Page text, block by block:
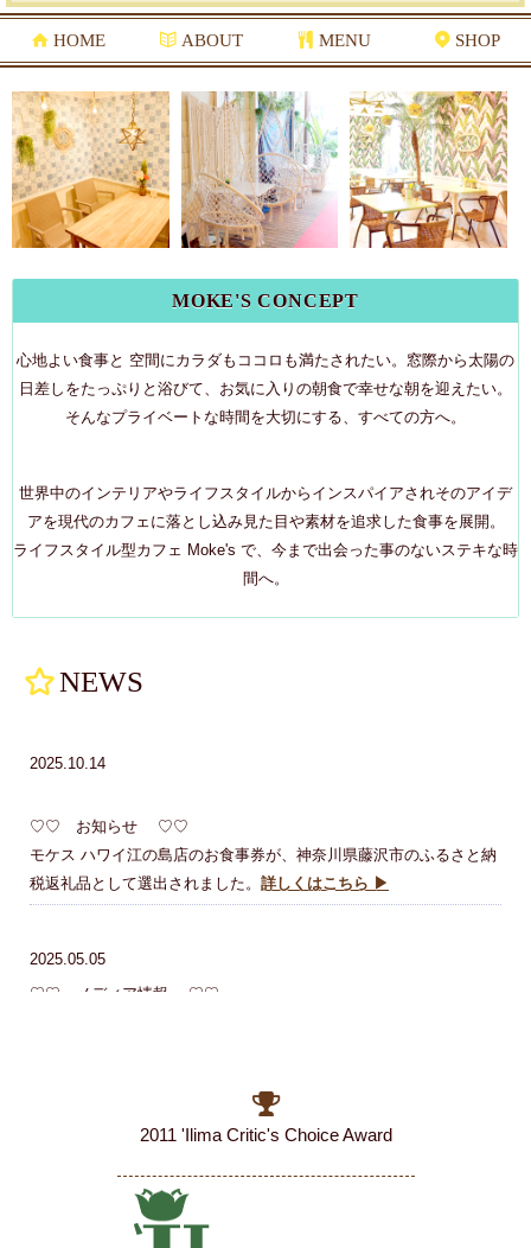
HOME ABOUT MENU SHOP
MOKE'S CONCEPT
心地よい食事と 空間にカラダもココロも満たされたい。窓際から太陽の
日差しをたっぷりと浴びて、お気に入りの朝食で幸せな朝を迎えたい。
そんなプライベートな時間を大切にする、すべての方へ。
世界中のインテリアやライフスタイルからインスパイアされそのアイデ
アを現代のカフェに落とし込み見た目や素材を追求した食事を展開。
ライフスタイル型カフェ Moke's で、今まで出会った事のないステキな時
間へ。
NEWS
2025.10.14
♡♡ お知らせ ♡♡
モケス ハワイ江の島店のお食事券が、神奈川県藤沢市のふるさと納
税返礼品として選出されました。 詳しくはこちら ▶
2025.05.05
♡♡ メディア情報 ♡♡
♡♡ メディア情報 ♡♡
が掲載されました。
2011 'Ilima Critic's Choice Award